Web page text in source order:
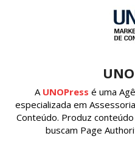
A UNOPress é uma
especializada em
Conteúdo. Produz
buscam Page